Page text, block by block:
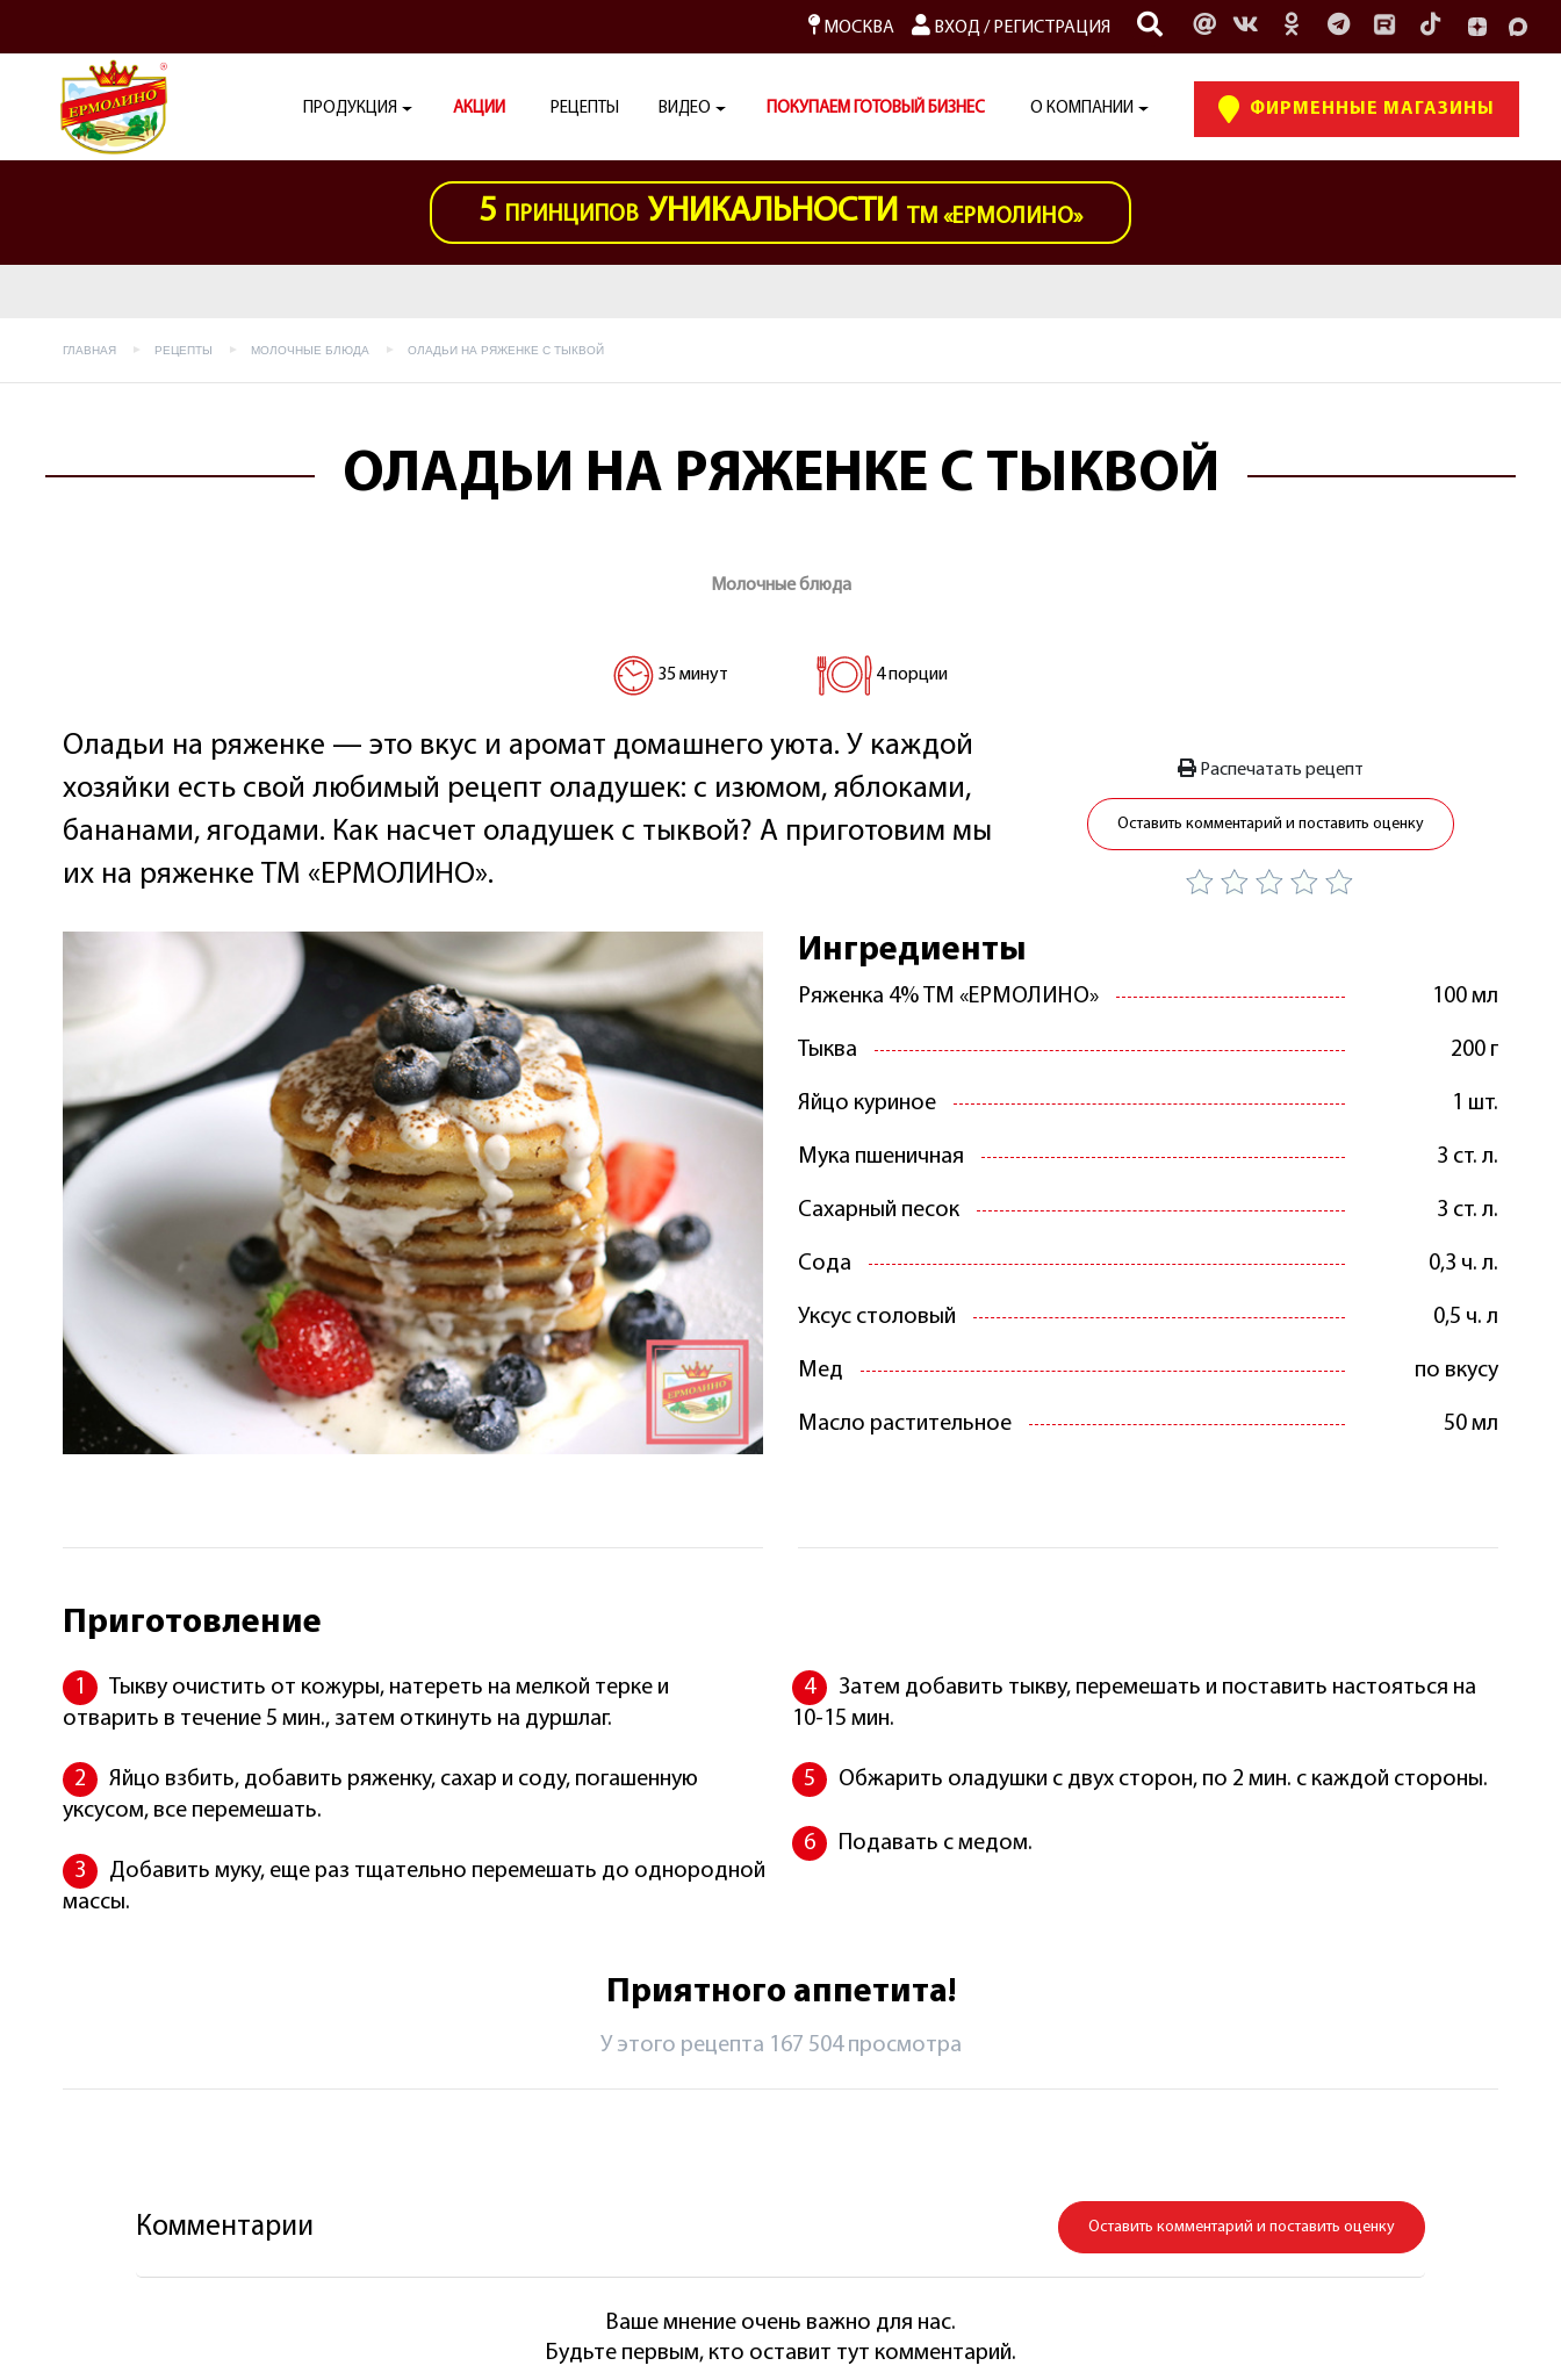
МОСКВА ВХОД/ РЕГИСТРАЦИЯ
ПРОДУКЦИЯ АКЦИИ РЕЦЕПТЫ ВИДЕО ПОКУПАЕМ ГОТОВЫЙ БИЗНЕС О КОМПАНИИ ФИРМЕННЫЕ МАГАЗИНЫ
5 ПРИНЦИПОВ УНИКАЛЬНОСТИ ТМ «ЕРМОЛИНО»
ГЛАВНАЯ РЕЦЕПТЫ МОЛОЧНЫЕ БЛЮДА ОЛАДЬИ НА РЯЖЕНКЕ С ТЫКВОЙ
ОЛАДЬИ НА РЯЖЕНКЕ С ТЫКВОЙ
Молочные блюда
35 минут 4 порции
Оладьи на ряженке — это вкус и аромат домашнего уюта. У каждой
хозяйки есть свой любимый рецепт оладушек: с изюмом, яблоками,
бананами, ягодами. Как насчет оладушек с тыквой? А приготовим мы
их на ряженке ТМ «ЕРМОЛИНО».
Распечатать рецепт
Оставить комментарий и поставить оценку
Ингредиенты
Ряженка 4% ТМ «ЕРМОЛИНО» 100 мл
Тыква 200 г
Яйцо куриное 1 шт.
Мука пшеничная 3 ст. л.
Сахарный песок 3 ст. л.
Сода 0,3 ч. л.
Уксус столовый 0,5 ч. л
Мед по вкусу
Масло растительное 50 мл
Приготовление
Тыкву очистить от кожуры, натереть на мелкой терке и
отварить в течение 5 мин., затем откинуть на дуршлаг.
Яйцо взбить, добавить ряженку, сахар и соду, погашенную
уксусом, все перемешать.
Добавить муку, еще раз тщательно перемешать до однородной
массы.
Затем добавить тыкву, перемешать и поставить настояться на
10-15 мин.
Обжарить оладушки с двух сторон, по 2 мин. с каждой стороны.
Подавать с медом.
Приятного аппетита!
У этого рецепта 167 504 просмотрa
Комментарии Оставить комментарий и поставить оценку
Ваше мнение очень важно для нас.
Будьте первым, кто оставит тут комментарий.